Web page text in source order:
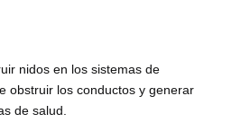
nidos en los sistemas de
obstruir los conductos y generar
de salud.